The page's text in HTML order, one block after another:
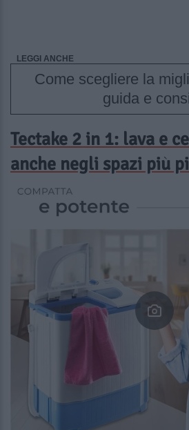
LEGGI ANCHE
Come scegliere la
guida e
Tectake 2 in 1: lava e
anche negli spazi più